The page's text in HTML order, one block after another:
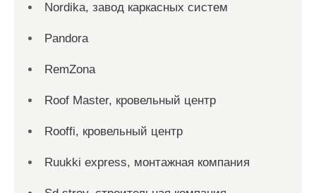
Nordika, завод каркасных систем
Pandora
RemZona
Roof Master, кровельный центр
Rooffi, кровельный центр
Ruukki express, монтажная компания